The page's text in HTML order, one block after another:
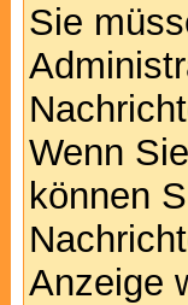
Sie
Wenn
können
Anzeige